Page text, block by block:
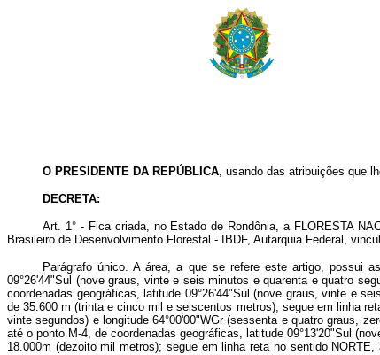
O PRESIDENTE DA REPÚBLICA, usando das atribuições que
DECRETA:
Art. 1° - Fica criada, no Estado de Rondônia, a FLORESTA
Brasileiro de Desenvolvimento Florestal - IBDF, Autarquia Federal,
Parágrafo único. A área, a que se refere este artigo, possui
09°26'44"Sul (nove graus, vinte e seis minutos e quarenta e quatro
coordenadas geográficas, latitude 09°26'44"Sul (nove graus, vinte e
de 35.600 m (trinta e cinco mil e seiscentos metros); segue em linha
vinte segundos) e longitude 64°00'00"WGr (sessenta e quatro graus,
até o ponto M-4, de coordenadas geográficas, latitude 09°13'20"Sul
18.000m (dezoito mil metros); segue em linha reta no sentido